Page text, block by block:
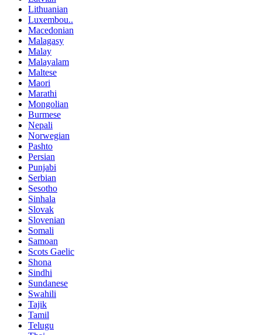
Lithuanian
Luxembou..
Macedonian
Malagasy
Malay
Malayalam
Maltese
Maori
Marathi
Mongolian
Burmese
Nepali
Norwegian
Pashto
Persian
Punjabi
Serbian
Sesotho
Sinhala
Slovak
Slovenian
Somali
Samoan
Scots Gaelic
Shona
Sindhi
Sundanese
Swahili
Tajik
Tamil
Telugu